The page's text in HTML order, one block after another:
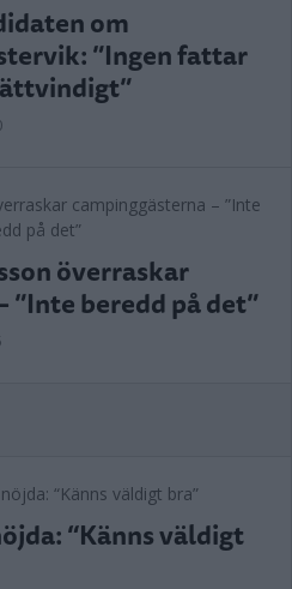
om
”Ingen fattar
överraskar
”Inte beredd på det”
“Känns väldigt